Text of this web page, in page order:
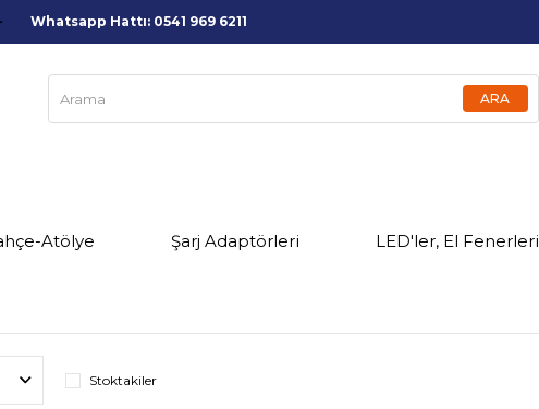
Whatsapp Hattı: 0541 969 6211
Atölye Şarj Adaptörleri LED'ler, El Fenerleri
Stoktakiler